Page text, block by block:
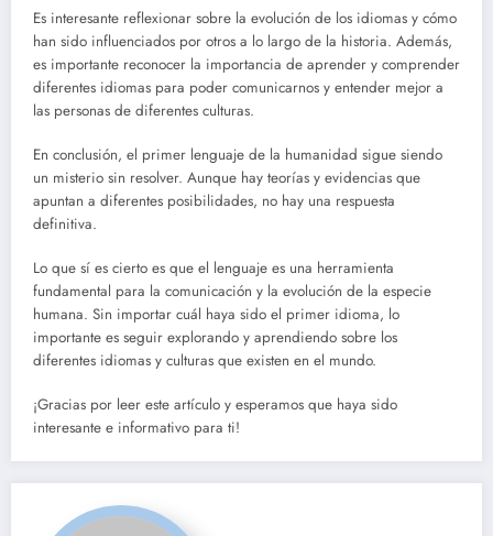
Es interesante reflexionar sobre la evolución de los idiomas y cómo
han sido influenciados por otros a lo largo de la historia. Además,
es importante reconocer la importancia de aprender y comprender
diferentes idiomas para poder comunicarnos y entender mejor a
las personas de diferentes culturas.
En conclusión, el primer lenguaje de la humanidad sigue siendo
un misterio sin resolver. Aunque hay teorías y evidencias que
apuntan a diferentes posibilidades, no hay una respuesta
definitiva.
Lo que sí es cierto es que el lenguaje es una herramienta
fundamental para la comunicación y la evolución de la especie
humana. Sin importar cuál haya sido el primer idioma, lo
importante es seguir explorando y aprendiendo sobre los
diferentes idiomas y culturas que existen en el mundo.
¡Gracias por leer este artículo y esperamos que haya sido
interesante e informativo para ti!